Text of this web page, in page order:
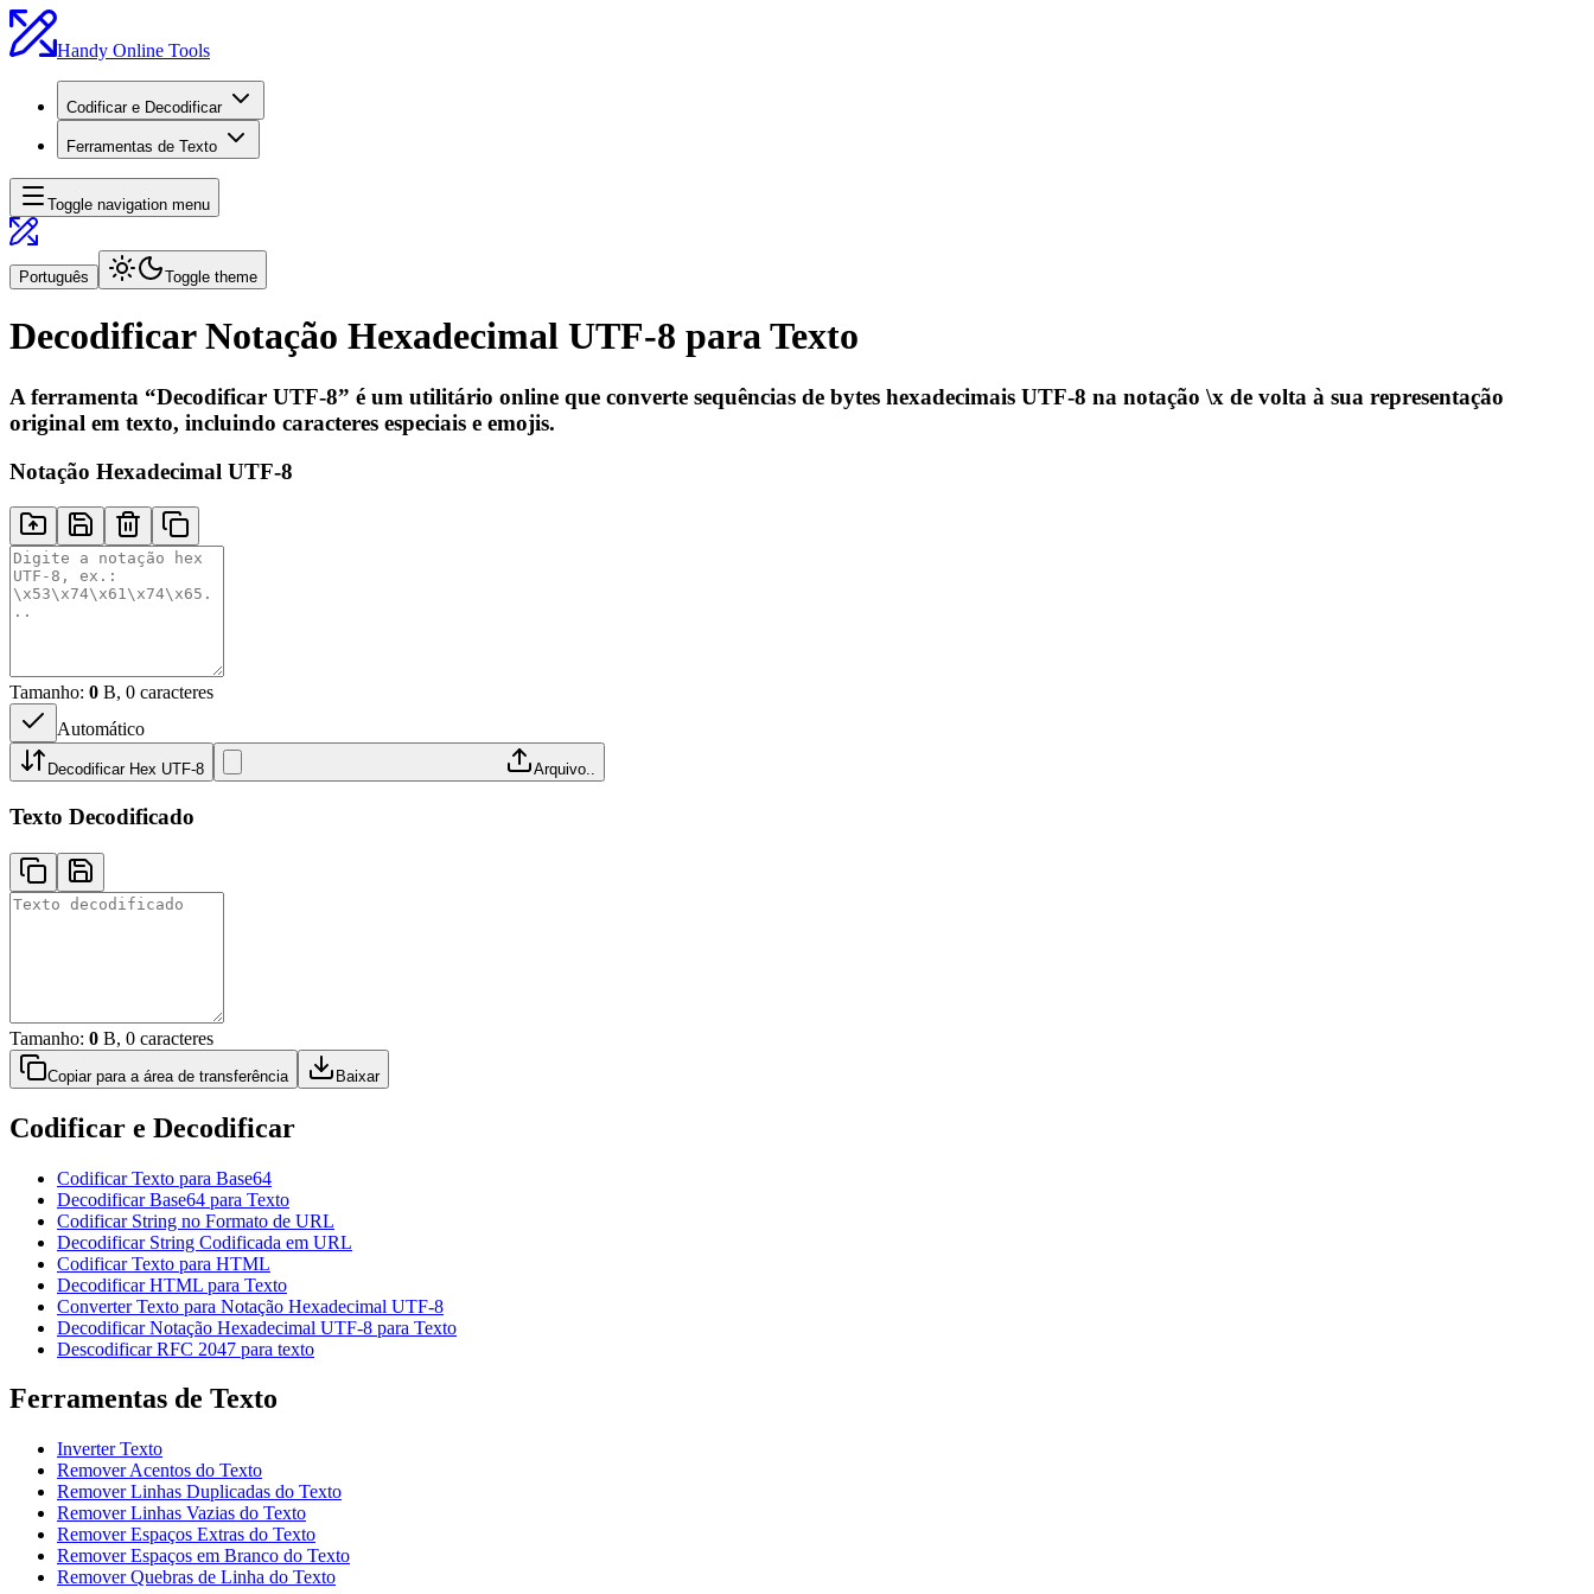
Handy Online Tools
Codificar e Decodificar
Ferramentas de Texto
Toggle navigation menu
Português Toggle theme
Decodificar Notação Hexadecimal UTF-8 para Texto
A ferramenta “Decodificar UTF-8” é um utilitário online que converte sequências de bytes hexadecimais UTF-8 na notação \x de volta à sua representação
original em texto, incluindo caracteres especiais e emojis.
Notação Hexadecimal UTF-8
Tamanho: 0 B, 0 caracteres
Automático
Decodificar Hex UTF-8 Arquivo..
Texto Decodificado
Tamanho: 0 B, 0 caracteres
Copiar para a área de transferência Baixar
Codificar e Decodificar
Codificar Texto para Base64
Decodificar Base64 para Texto
Codificar String no Formato de URL
Decodificar String Codificada em URL
Codificar Texto para HTML
Decodificar HTML para Texto
Converter Texto para Notação Hexadecimal UTF-8
Decodificar Notação Hexadecimal UTF-8 para Texto
Descodificar RFC 2047 para texto
Ferramentas de Texto
Inverter Texto
Remover Acentos do Texto
Remover Linhas Duplicadas do Texto
Remover Linhas Vazias do Texto
Remover Espaços Extras do Texto
Remover Espaços em Branco do Texto
Remover Quebras de Linha do Texto